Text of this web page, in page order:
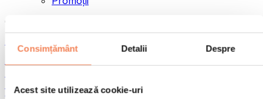
Consimțământ Detalii Despre
Acest site utilizează cookie-uri
Categorii
Semințe
Creme și paste tartinabile